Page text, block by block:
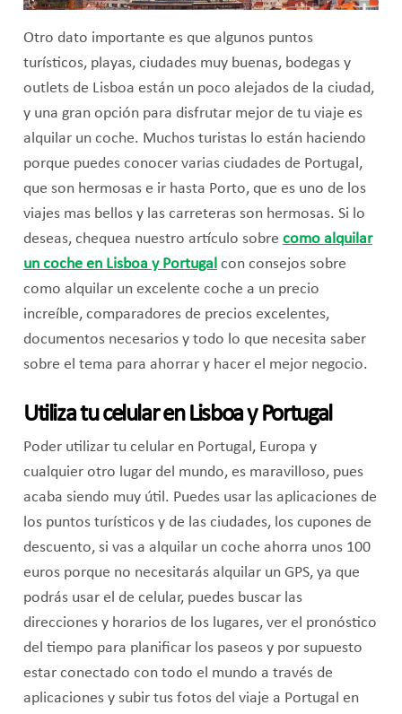
Otro dato importante es que algunos puntos
turísticos, playas, ciudades muy buenas, bodegas y
outlets de Lisboa están un poco alejados de la ciudad,
y una gran opción para disfrutar mejor de tu viaje es
alquilar un coche. Muchos turistas lo están haciendo
porque puedes conocer varias ciudades de Portugal,
que son hermosas e ir hasta Porto, que es uno de los
viajes mas bellos y las carreteras son hermosas. Si lo
deseas, chequea nuestro artículo sobre como alquilar
un coche en Lisboa y Portugalcon consejos sobre
como alquilar un excelente coche a un precio
increíble, comparadores de precios excelentes,
documentos necesarios y todo lo que necesita saber
sobre el tema para ahorrar y hacer el mejor negocio.
Utiliza tu celular en Lisboa y Portugal
Poder utilizar tu celular en Portugal, Europa y
cualquier otro lugar del mundo, es maravilloso, pues
acaba siendo muy útil. Puedes usar las aplicaciones de
los puntos turísticos y de las ciudades, los cupones de
descuento, si vas a alquilar un coche ahorra unos 100
euros porque no necesitarás alquilar un GPS, ya que
podrás usar el de celular, puedes buscar las
direcciones y horarios de los lugares, ver el pronóstico
del tiempo para planificar los paseos y por supuesto
estar conectado con todo el mundo a través de
aplicaciones y subir tus fotos del viaje a Portugal en